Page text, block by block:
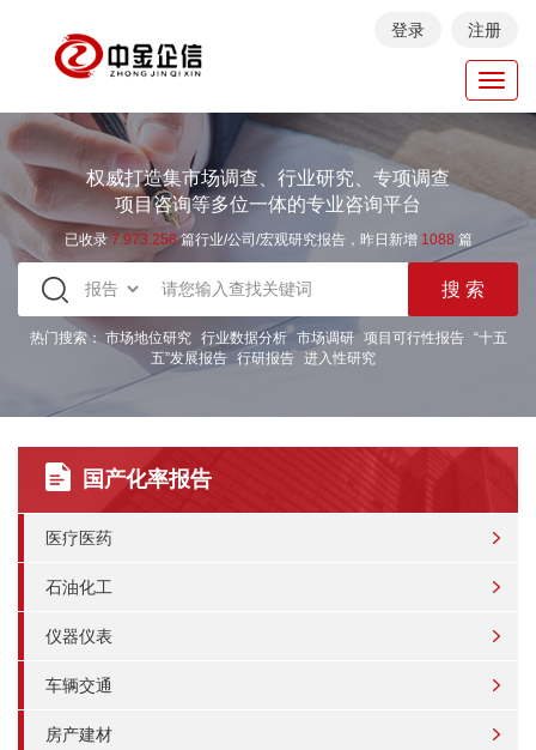
登录 注册
权威打造集市场调查、行业研究、专项调查
项目咨询等多位一体的专业咨询平台
已收录 7.973.258篇行业/公司/宏观研究报告，昨日新增 1088 篇
热门搜索： 市场地位研究 行业数据分析 市场调研 项目可行性报告
“十五
五”发展报告 行研报告 进入性研究
国产化率报告
医疗医药
石油化工
仪器仪表
车辆交通
房产建材